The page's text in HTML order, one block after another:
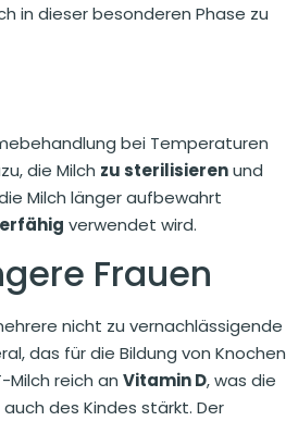
in dieser besonderen Phase zu
bei Temperaturen
die Milch zu sterilisierenund
Milch länger aufbewahrt
verwendet wird.
Frauen
nicht zu vernachlässigende
das für die Bildung von Knochen
Milch reich an Vitamin D, was die
des Kindes stärkt. Der